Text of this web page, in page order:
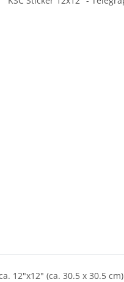
12"x12" (ca. 30.5 x 30.5 cm)